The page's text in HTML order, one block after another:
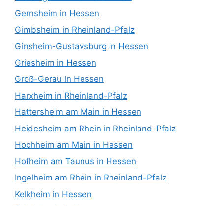
Gernsheim in Hessen
Gimbsheim in Rheinland-Pfalz
Ginsheim-Gustavsburg in Hessen
Griesheim in Hessen
Groß-Gerau in Hessen
Harxheim in Rheinland-Pfalz
Hattersheim am Main in Hessen
Heidesheim am Rhein in Rheinland-Pfalz
Hochheim am Main in Hessen
Hofheim am Taunus in Hessen
Ingelheim am Rhein in Rheinland-Pfalz
Kelkheim in Hessen